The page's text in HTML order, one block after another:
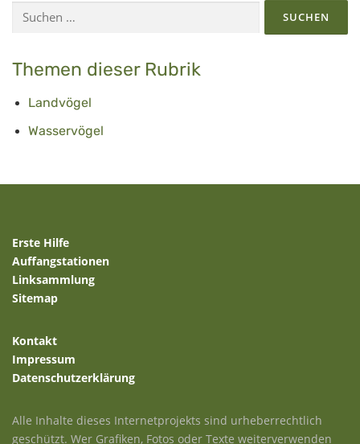
nach:
Themen dieser Rubrik
Landvögel
Wasservögel
Erste Hilfe
Auffangstationen
Linksammlung
Sitemap
Kontakt
Impressum
Datenschutzerklärung
Alle Inhalte dieses Internetprojekts sind urheberrechtlich
geschützt. Wer Grafiken, Fotos oder Texte weiterverwenden